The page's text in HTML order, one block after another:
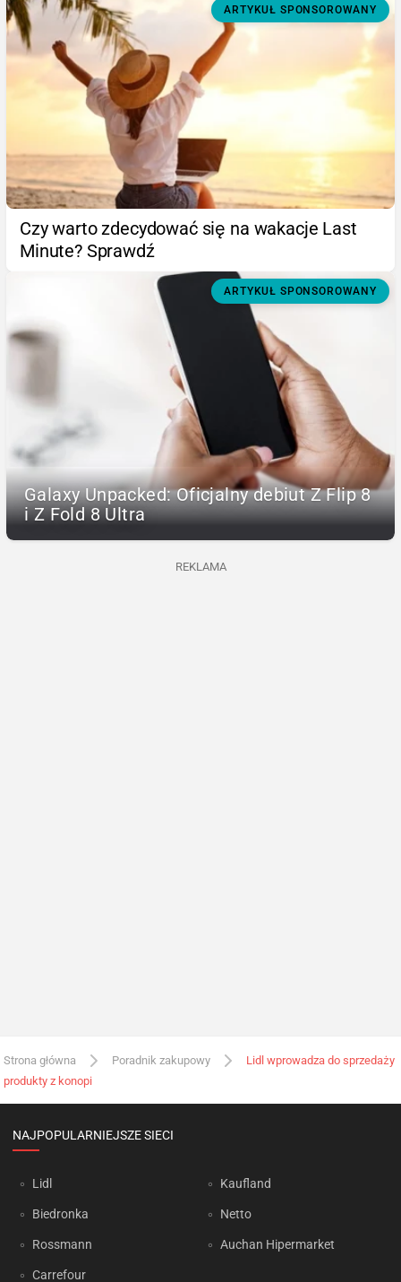
ARTYKUŁ SPONSOROWANY
Czy warto zdecydować się na wakacje Last
Minute? Sprawdź
ARTYKUŁ SPONSOROWANY
Galaxy Unpacked: Oficjalny debiut Z Flip 8
i Z Fold 8 Ultra
REKLAMA
Strona główna Poradnik zakupowy
Lidl wprowadza do sprzedaży
produkty z konopi
NAJPOPULARNIEJSZE SIECI
Lidl
Biedronka
Rossmann
Carrefour
Kaufland
Netto
Auchan Hipermarket